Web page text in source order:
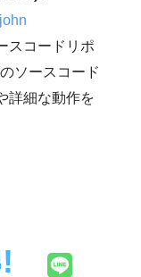
スコードリポ
ソースコード
詳細な動作を